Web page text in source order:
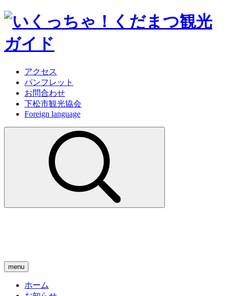
アクセス
パンフレット
お問合わせ
下松市観光協会
Foreign language
menu
ホーム